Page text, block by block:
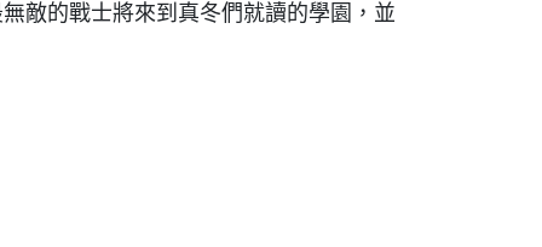
敵的戰士將來到真冬們就讀的學園，並